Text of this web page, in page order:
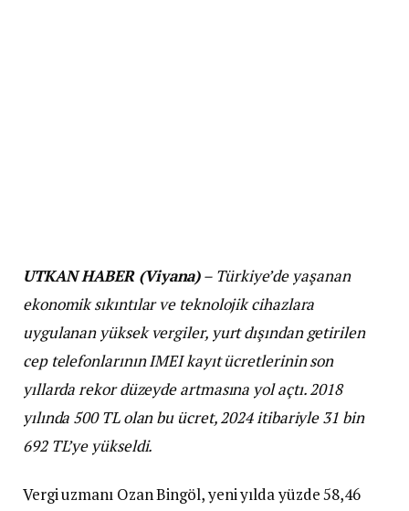
UTKAN HABER (Viyana)– Türkiye’de yaşanan
ekonomik sıkıntılar ve teknolojik cihazlara
uygulanan yüksek vergiler, yurt dışından getirilen
cep telefonlarının IMEI kayıt ücretlerinin son
yıllarda rekor düzeyde artmasına yol açtı. 2018
yılında 500 TL olan bu ücret, 2024 itibariyle 31 bin
692 TL’ye yükseldi.
Vergi uzmanı Ozan Bingöl, yeni yılda yüzde 58,46